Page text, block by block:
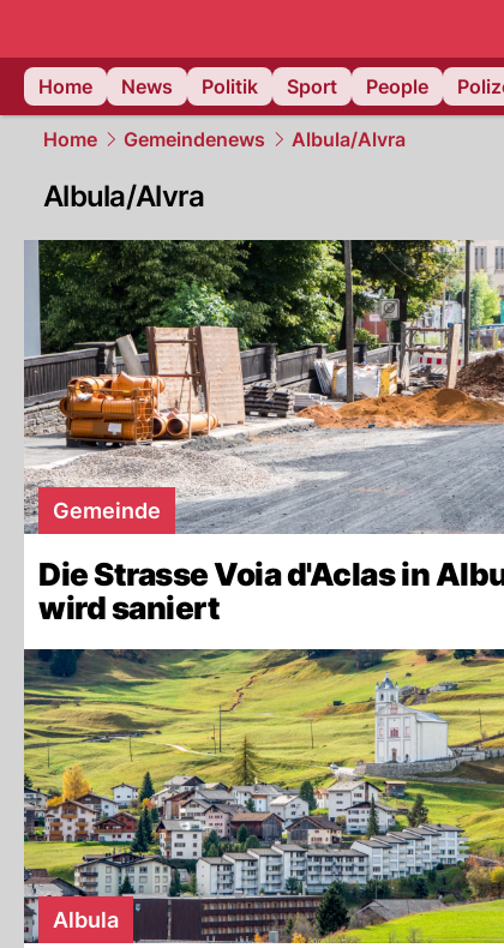
Home
News Politik Sport People
Home Gemeindenews Albula/Alvra
Albula/Alvra
Gemeinde
Die Strasse Voia d'Aclas in
wird saniert
Albula